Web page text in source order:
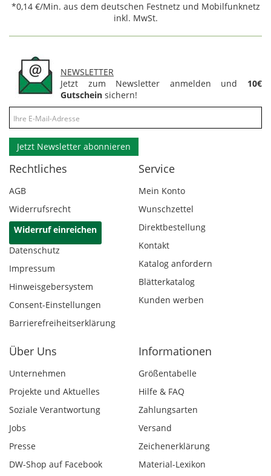
*0,14 €/Min. aus dem deutschen Festnetz und Mobilfunknetz
inkl. MwSt.
NEWSLETTER
Jetzt zum Newsletter anmelden und 10€
Gutschein sichern!
Jetzt Newsletter abonnieren
Rechtliches
AGB
Widerrufsrecht
Widerruf einreichen
Datenschutz
Impressum
Hinweisgebersystem
Consent-Einstellungen
Barrierefreiheitserklärung
Service
Mein Konto
Wunschzettel
Direktbestellung
Kontakt
Katalog anfordern
Blätterkatalog
Kunden werben
Über Uns
Unternehmen
Projekte und Aktuelles
Soziale Verantwortung
Jobs
Presse
DW-Shop auf Facebook
Informationen
Größentabelle
Hilfe & FAQ
Zahlungsarten
Versand
Zeichenerklärung
Material-Lexikon